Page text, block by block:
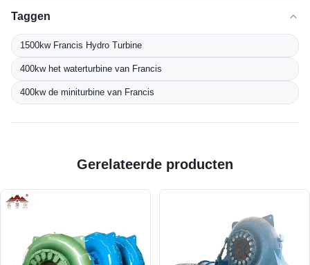
Taggen
1500kw Francis Hydro Turbine
400kw het waterturbine van Francis
400kw de miniturbine van Francis
Gerelateerde producten